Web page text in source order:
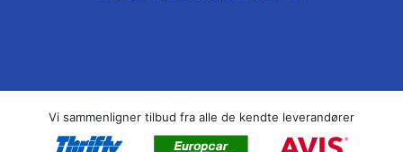
Vi sammenligner tilbud fra alle de kendte leverandører